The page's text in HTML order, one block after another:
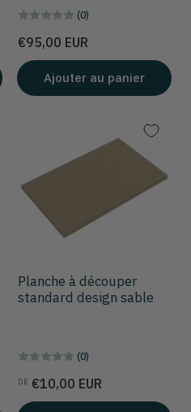
(0)
Prix
€95,00 EUR
Ajouter au panier
Planche à découper
standard design sable
(0)
Prix
DE €10,00 EUR